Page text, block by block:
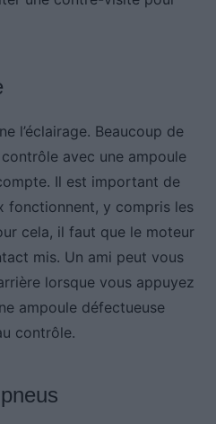
l’éclairage. Beaucoup de
avec une ampoule
Il est important de
fonctionnent, y compris les
cela, il faut que le moteur
mis. Un ami peut vous
lorsque vous appuyez
ampoule défectueuse
contrôle.